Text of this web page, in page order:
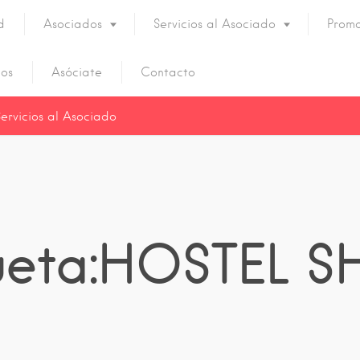
Asociados Servicios al Asociado
Asóciate Contacto
al Asociado